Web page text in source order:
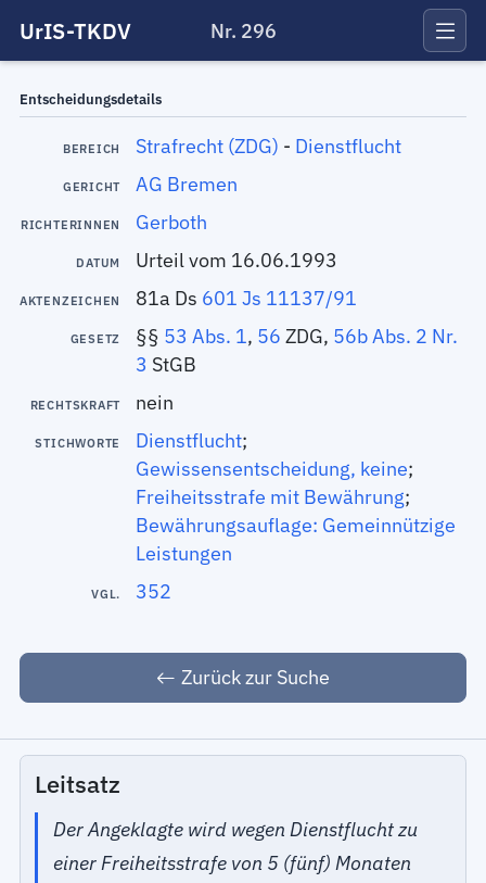
UrIS-TKDV Nr. 296
Entscheidungsdetails
BEREICH Strafrecht (ZDG) - Dienstflucht
GERICHT AG Bremen
RICHTERINNEN Gerboth
DATUM Urteil vom 16.06.1993
AKTENZEICHEN 81a Ds 601 Js 11137/91
GESETZ §§ 53 Abs. 1, 56 ZDG, 56b Abs. 2 Nr.
3 StGB
RECHTSKRAFT nein
STICHWORTE Dienstflucht;
Gewissensentscheidung, keine;
Freiheitsstrafe mit Bewährung;
Bewährungsauflage: Gemeinnützige
Leistungen
VGL. 352
Zurück zur Suche
Leitsatz
Der Angeklagte wird wegen Dienstflucht zu
einer Freiheitsstrafe von 5 (fünf) Monaten